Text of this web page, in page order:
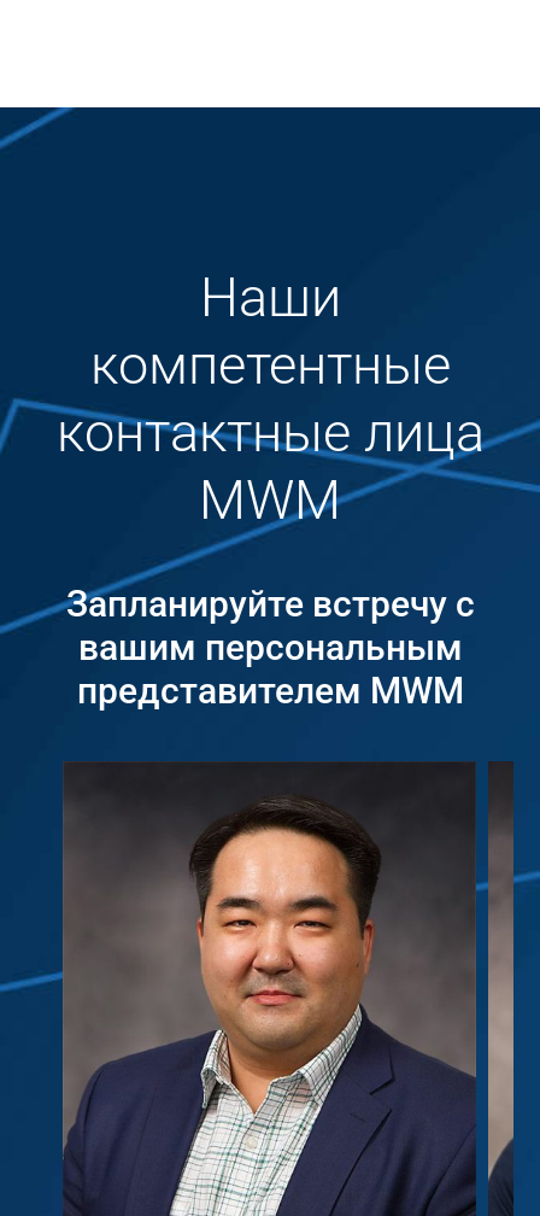
Наши
компетентные
контактные лица
MWM
Запланируйте встречу с
вашим персональным
представителем MWM